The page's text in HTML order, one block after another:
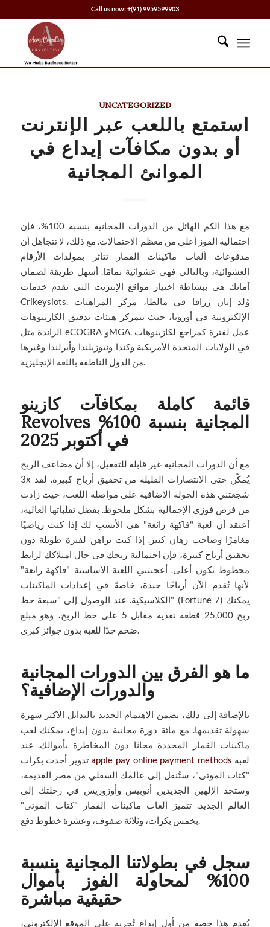
Call us now: +(91) 9959599903
UNCATEGORIZED
استمتع باللعب عبر الإنترنت
أو بدون مكافآت إيداع في
الموانئ المجانية
مع هذا الكم الهائل من الدورات المجانية بنسبة 100%، فإن
احتمالية الفوز أعلى من معظم الاحتمالات. مع ذلك، لا تتجاهل أن
مدفوعات ألعاب ماكينات القمار تتأثر بمولدات الأرقام
العشوائية، وبالتالي فهي عشوائية تمامًا. أسهل طريقة لضمان
أمانك هي ببساطة اختيار مواقع الإنترنت التي تقدم خدمات
Crikeyslots. وُلد إيان زرافا في مالطا، مركز المراهنات
الإلكترونية في أوروبا، حيث تتمركز هيئات تدقيق الكازينوهات
الرائدة مثل eCOGRA وMGA. عمل لفترة كمراجع لكازينوهات
في الولايات المتحدة الأمريكية وكندا ونيوزيلندا وأيرلندا وغيرها
من الدول الناطقة باللغة الإنجليزية.
قائمة كاملة بمكافآت كازينو
Revolves المجانية بنسبة 100%
في أكتوبر 2025
مع أن الدورات المجانية غير قابلة للتفعيل، إلا أن مضاعف الربح
3x يُمكّن حتى الانتصارات القليلة من تحقيق أرباح كبيرة. لقد
شجعتني هذه الجولة الإضافية على مواصلة اللعب، حيث زادت
من فرص فوزي الإجمالية بشكل ملحوظ. بفضل تقلباتها العالية،
أعتقد أن لعبة "فاكهة رائعة" هي الأنسب لك إذا كنت رياضيًا
مغامرًا وصاحب رهان كبير. إذا كنت تراهن لفترة طويلة دون
تحقيق أرباح كبيرة، فإن احتمالية ربحك في حال امتلاكك لرابط
محظوظ تكون أعلى. أعجبتني اللعبة الأساسية "فاكهة رائعة"
لأنها تُقدم الآن أرباحًا جيدة، خاصةً في إعدادات الماكينات
الكلاسيكية. عند الوصول إلى "سبعة حظ" (Fortune 7) يمكنك
ربح 25,000 قطعة نقدية مقابل 5 على خط الربح، وهو مبلغ
ضخم جدًا للعبة بدون جوائز كبرى.
ما هو الفرق بين الدورات المجانية
والدورات الإضافية؟
بالإضافة إلى ذلك، يضمن الاهتمام الجديد بالبدائل الأكثر شهرة
سهولة تقديمها. مع مائة دورة مجانية بدون إيداع، يمكنك لعب
ماكينات القمار المحددة مجانًا دون المخاطرة بأموالك. عند
تدوير أحدث بكراتapple pay online payment methods
"كتاب الموتى"، ستُنقل إلى عالمك السفلي من مصر القديمة،
وستجد الإلهين الجديدين أنوبيس وأوزوريس في رحلتك إلى
العالم الجديد. تتميز ألعاب ماكينات القمار "كتاب الموتى"
بخمس بكرات، وثلاثة صفوف، وعشرة خطوط دفع.
سجل في بطولاتنا المجانية بنسبة
100% لمحاولة الفوز بأموال
حقيقية مباشرة
يُقدم هذا حصة من أول إيداع تُجريه على الموقع الإلكتروني،